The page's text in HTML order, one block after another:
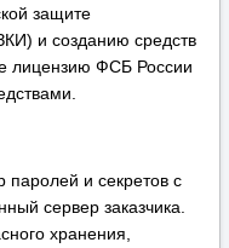
защите
и созданию средств
лицензию ФСБ России
паролей и секретов с
сервер заказчика.
хранения,